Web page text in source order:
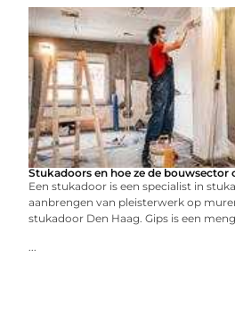
Stukadoors en hoe ze de bouwsector
Een stukadoor is een specialist in
aanbrengen van pleisterwerk op
stukadoor Den Haag. Gips is een
...